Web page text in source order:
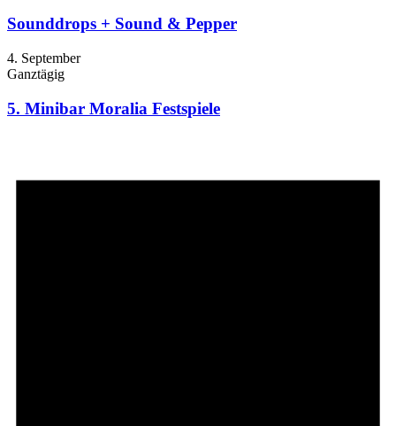
Sounddrops + Sound & Pepper
4. September
Ganztägig
5. Minibar Moralia Festspiele